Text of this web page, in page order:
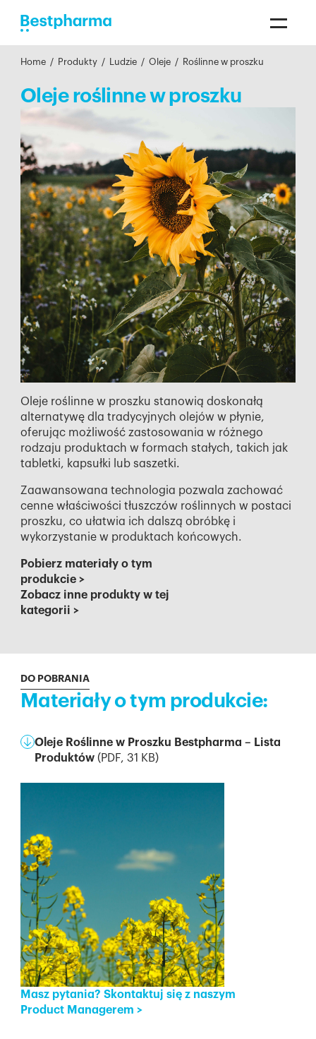
Home / Produkty / Ludzie / Oleje / Roślinne w proszku
Oleje roślinne w proszku
Oleje roślinne w proszku stanowią doskonałą
alternatywę dla tradycyjnych olejów w płynie,
oferując możliwość zastosowania w różnego
rodzaju produktach w formach stałych, takich jak
tabletki, kapsułki lub saszetki.
Zaawansowana technologia pozwala zachować
cenne właściwości tłuszczów roślinnych w postaci
proszku, co ułatwia ich dalszą obróbkę i
wykorzystanie w produktach końcowych.
Pobierz materiały o tym
produkcie >
Zobacz inne produkty w tej
kategorii >
DO POBRANIA
Materiały o tym produkcie:
Oleje Roślinne w Proszku Bestpharma – Lista
Produktów (PDF, 31 KB)
Masz pytania? Skontaktuj się z naszym
Product Managerem >